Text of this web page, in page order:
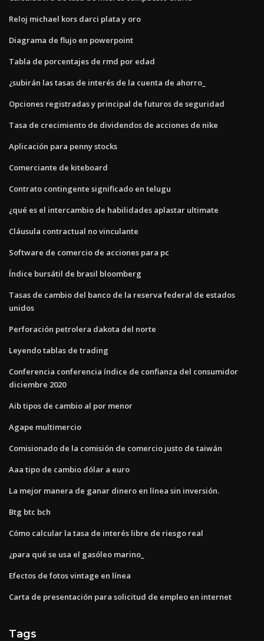
Reloj michael kors darci plata y oro
Diagrama de flujo en powerpoint
Tabla de porcentajes de rmd por edad
¿subirán las tasas de interés de la cuenta de ahorro_
Opciones registradas y principal de futuros de seguridad
Tasa de crecimiento de dividendos de acciones de nike
Aplicación para penny stocks
Comerciante de kiteboard
Contrato contingente significado en telugu
¿qué es el intercambio de habilidades aplastar ultimate
Cláusula contractual no vinculante
Software de comercio de acciones para pc
Índice bursátil de brasil bloomberg
Tasas de cambio del banco de la reserva federal de estados
unidos
Perforación petrolera dakota del norte
Leyendo tablas de trading
Conferencia conferencia índice de confianza del consumidor
diciembre 2020
Aib tipos de cambio al por menor
Agape multimercio
Comisionado de la comisión de comercio justo de taiwán
Aaa tipo de cambio dólar a euro
La mejor manera de ganar dinero en línea sin inversión.
Btg btc bch
Cómo calcular la tasa de interés libre de riesgo real
¿para qué se usa el gasóleo marino_
Efectos de fotos vintage en línea
Carta de presentación para solicitud de empleo en internet
Tags